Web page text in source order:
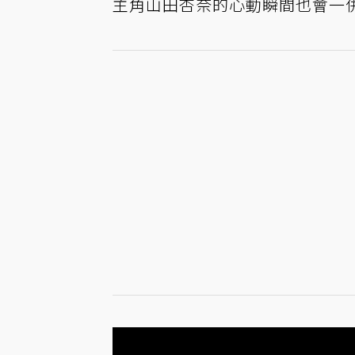
主角山田杏奈的心動瞬間也會一